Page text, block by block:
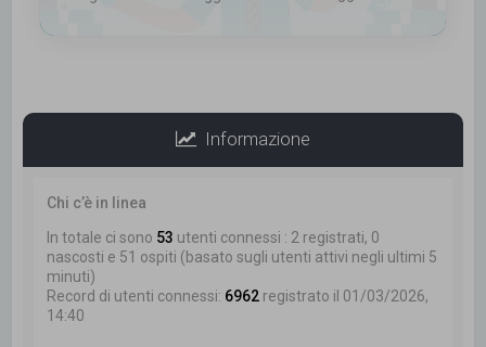
Informazione
Chi c’è in linea
In totale ci sono 53 utenti connessi : 2 registrati, 0
nascosti e 51 ospiti (basato sugli utenti attivi negli ultimi 5
minuti)
Record di utenti connessi: 6962 registrato il 01/03/2026,
14:40